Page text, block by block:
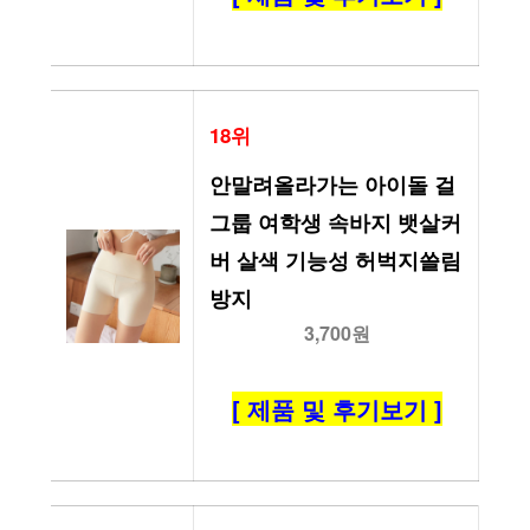
18위
안말려올라가는 아이돌 걸
그룹 여학생 속바지 뱃살커
버 살색 기능성 허벅지쓸림
방지
3,700원
[ 제품 및 후기보기 ]